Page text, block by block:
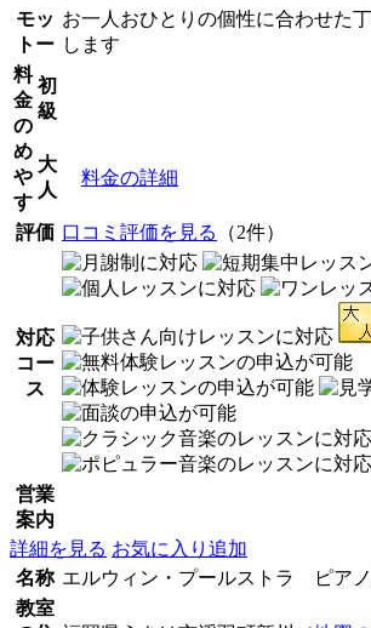
モッ
トー
お一人おひとりの個性に合わせた
します
料
金
の
め
や
す
初
級
大
人
料金の詳細
評価 口コミ評価を見る （2件）
対応
コー
ス
営業
案内
詳細を見る お気に入り追加
名称 エルウィン・プールストラ ピア
教室